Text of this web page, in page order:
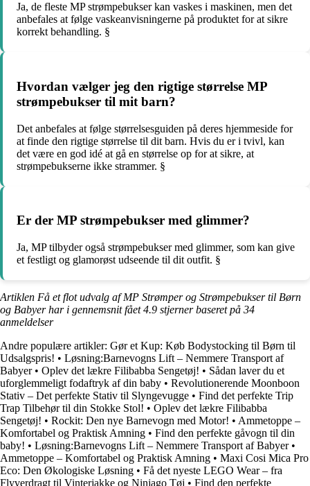
Ja, de fleste MP strømpebukser kan vaskes i maskinen, men det
anbefales at følge vaskeanvisningerne på produktet for at sikre
korrekt behandling. §
Hvordan vælger jeg den rigtige størrelse MP
strømpebukser til mit barn?
Det anbefales at følge størrelsesguiden på deres hjemmeside for
at finde den rigtige størrelse til dit barn. Hvis du er i tvivl, kan
det være en god idé at gå en størrelse op for at sikre, at
strømpebukserne ikke strammer. §
Er der MP strømpebukser med glimmer?
Ja, MP tilbyder også strømpebukser med glimmer, som kan give
et festligt og glamorøst udseende til dit outfit. §
Artiklen Få et flot udvalg af MP Strømper og Strømpebukser til Børn
og Babyer har i gennemsnit fået4.9 stjerner baseret på 34
anmeldelser
Andre populære artikler: Gør et Kup: Køb Bodystocking til Børn til
Udsalgspris! • Løsning:Barnevogns Lift – Nemmere Transport af
Babyer• Oplev det lækre Filibabba Sengetøj! • Sådan laver du et
uforglemmeligt fodaftryk af din baby • Revolutionerende Moonboon
Stativ – Det perfekte Stativ til Slyngevugge • Find det perfekte Trip
Trap Tilbehør til din Stokke Stol! • Oplev det lækre Filibabba
Sengetøj! • Rockit: Den nye Barnevogn med Motor! • Ammetoppe –
Komfortabel og Praktisk Amning • Find den perfekte gåvogn til din
baby! • Løsning:Barnevogns Lift – Nemmere Transport af Babyer•
Ammetoppe – Komfortabel og Praktisk Amning • Maxi Cosi Mica Pro
Eco: Den Økologiske Løsning • Få det nyeste LEGO Wear – fra
Flyverdragt til Vinterjakke og Ninjago Tøj • Find den perfekte